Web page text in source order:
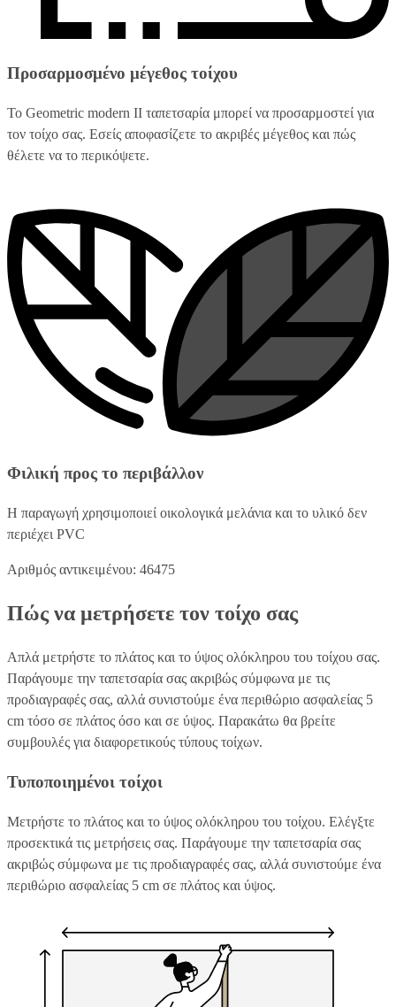
Προσαρμοσμένο μέγεθος τοίχου
Το Geometric modern II ταπετσαρία μπορεί να προσαρμοστεί για
τον τοίχο σας. Εσείς αποφασίζετε το ακριβές μέγεθος και πώς
θέλετε να το περικόψετε.
Φιλική προς το περιβάλλον
Η παραγωγή χρησιμοποιεί οικολογικά μελάνια και το υλικό δεν
περιέχει PVC
Αριθμός αντικειμένου: 46475
Πώς να μετρήσετε τον τοίχο σας
Απλά μετρήστε το πλάτος και το ύψος ολόκληρου του τοίχου σας.
Παράγουμε την ταπετσαρία σας ακριβώς σύμφωνα με τις
προδιαγραφές σας, αλλά συνιστούμε ένα περιθώριο ασφαλείας 5
cm τόσο σε πλάτος όσο και σε ύψος. Παρακάτω θα βρείτε
συμβουλές για διαφορετικούς τύπους τοίχων.
Τυποποιημένοι τοίχοι
Μετρήστε το πλάτος και το ύψος ολόκληρου του τοίχου. Ελέγξτε
προσεκτικά τις μετρήσεις σας. Παράγουμε την ταπετσαρία σας
ακριβώς σύμφωνα με τις προδιαγραφές σας, αλλά συνιστούμε ένα
περιθώριο ασφαλείας 5 cm σε πλάτος και ύψος.